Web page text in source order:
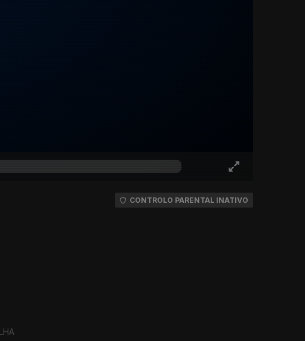
CONTROLO PARENTAL INATIVO